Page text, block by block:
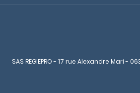
SAS REGIEPRO - 17 rue Alexandre Mari -